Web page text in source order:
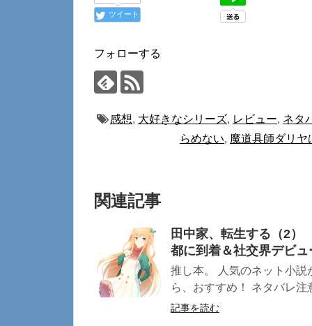
ツイート
フォローする
感想, 大好きなシリーズ, レビュー, ネタ
らめない, 魔道具師ダリヤ
関連記事
田中家、転生する（2
都に到着＆社交界デビュ
推し本。 人気のネット小
ら、おすすめ！ ネタバレ注
記事を読む